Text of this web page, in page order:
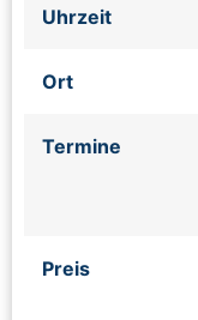
Uhrzeit
Ort
Termine
Preis